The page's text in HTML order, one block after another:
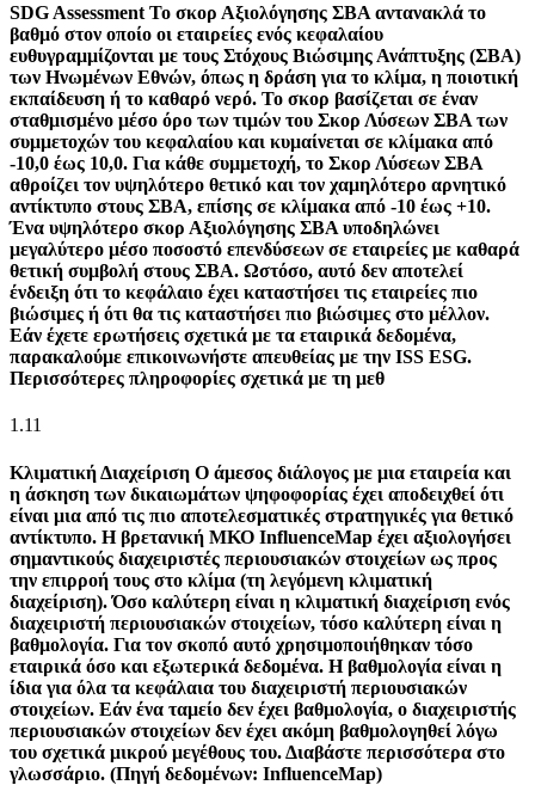
SDG Assessment Το σκορ Αξιολόγησης ΣΒΑ αντανακλά το
βαθμό στον οποίο οι εταιρείες ενός κεφαλαίου
ευθυγραμμίζονται με τους Στόχους Βιώσιμης Ανάπτυξης (ΣΒΑ)
των Ηνωμένων Εθνών, όπως η δράση για το κλίμα, η ποιοτική
εκπαίδευση ή το καθαρό νερό. Το σκορ βασίζεται σε έναν
σταθμισμένο μέσο όρο των τιμών του Σκορ Λύσεων ΣΒΑ των
συμμετοχών του κεφαλαίου και κυμαίνεται σε κλίμακα από
-10,0 έως 10,0. Για κάθε συμμετοχή, το Σκορ Λύσεων ΣΒΑ
αθροίζει τον υψηλότερο θετικό και τον χαμηλότερο αρνητικό
αντίκτυπο στους ΣΒΑ, επίσης σε κλίμακα από -10 έως +10.
Ένα υψηλότερο σκορ Αξιολόγησης ΣΒΑ υποδηλώνει
μεγαλύτερο μέσο ποσοστό επενδύσεων σε εταιρείες με καθαρά
θετική συμβολή στους ΣΒΑ. Ωστόσο, αυτό δεν αποτελεί
ένδειξη ότι το κεφάλαιο έχει καταστήσει τις εταιρείες πιο
βιώσιμες ή ότι θα τις καταστήσει πιο βιώσιμες στο μέλλον.
Εάν έχετε ερωτήσεις σχετικά με τα εταιρικά δεδομένα,
παρακαλούμε επικοινωνήστε απευθείας με την ISS ESG.
Περισσότερες πληροφορίες σχετικά με τη μεθ
1.11
Κλιματική Διαχείριση Ο άμεσος διάλογος με μια εταιρεία και
η άσκηση των δικαιωμάτων ψηφοφορίας έχει αποδειχθεί ότι
είναι μια από τις πιο αποτελεσματικές στρατηγικές για θετικό
αντίκτυπο. Η βρετανική ΜΚΟ InfluenceMap έχει αξιολογήσει
σημαντικούς διαχειριστές περιουσιακών στοιχείων ως προς
την επιρροή τους στο κλίμα (τη λεγόμενη κλιματική
διαχείριση). Όσο καλύτερη είναι η κλιματική διαχείριση ενός
διαχειριστή περιουσιακών στοιχείων, τόσο καλύτερη είναι η
βαθμολογία. Για τον σκοπό αυτό χρησιμοποιήθηκαν τόσο
εταιρικά όσο και εξωτερικά δεδομένα. Η βαθμολογία είναι η
ίδια για όλα τα κεφάλαια του διαχειριστή περιουσιακών
στοιχείων. Εάν ένα ταμείο δεν έχει βαθμολογία, ο διαχειριστής
περιουσιακών στοιχείων δεν έχει ακόμη βαθμολογηθεί λόγω
του σχετικά μικρού μεγέθους του. Διαβάστε περισσότερα στο
γλωσσάριο. (Πηγή δεδομένων: InfluenceMap)